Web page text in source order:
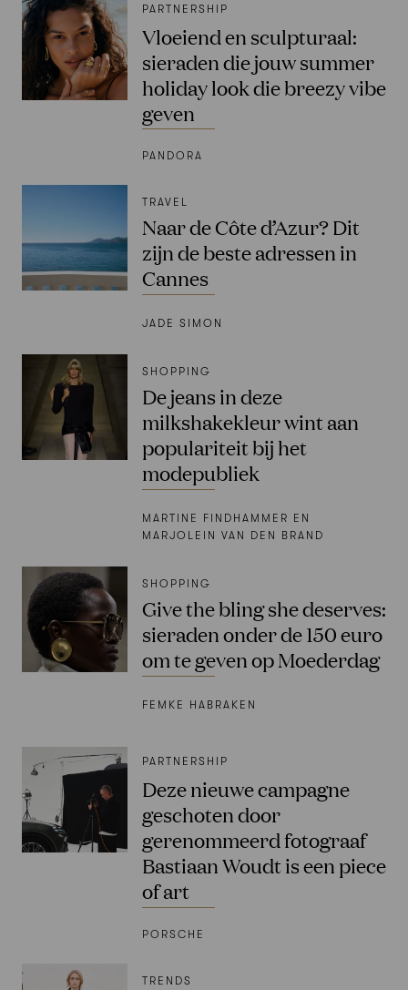
PARTNERSHIP
Vloeiend en sculpturaal:
sieraden die jouw summer
holiday look die breezy vibe
geven
PANDORA
TRAVEL
Naar de Côte d’Azur? Dit
zijn de beste adressen in
Cannes
JADE SIMON
SHOPPING
De jeans in deze
milkshakekleur wint aan
populariteit bij het
modepubliek
MARTINE FINDHAMMER EN
MARJOLEIN VAN DEN BRAND
SHOPPING
Give the bling she deserves:
sieraden onder de 150 euro
om te geven op Moederdag
FEMKE HABRAKEN
PARTNERSHIP
Deze nieuwe campagne
geschoten door
gerenommeerd fotograaf
Bastiaan Woudt is een piece
of art
PORSCHE
TRENDS